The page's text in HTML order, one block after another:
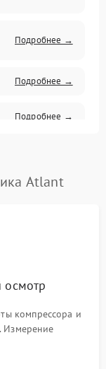
Подробнее →
Подробнее →
Подробнее →
Подробнее →
Подробнее →
Atlant
осмотр
компрессора и
Измерение
термостата и
дисплея.